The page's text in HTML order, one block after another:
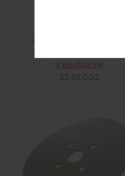
DUOLINE stofzak klein t.b.v.
kantenschuurmachines incl
snelsluitbandje
23.01.002